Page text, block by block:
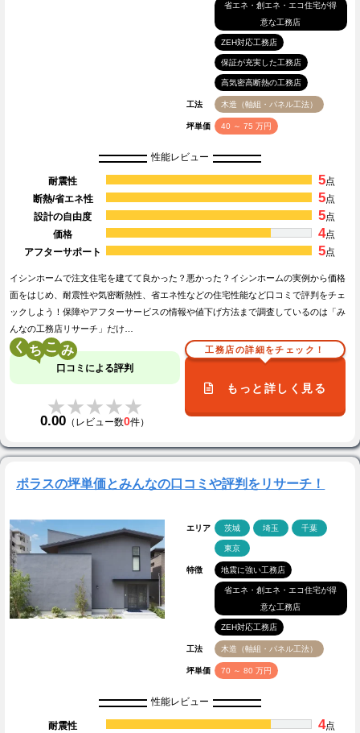
省エネ・創エネ・エコ住宅が得
意な工務店
ZEH対応工務店
保証が充実した工務店
高気密高断熱の工務店
工法 木造（軸組・パネル工法）
坪単価 40 ～ 75 万円
性能レビュー
耐震性 5点
断熱/省エネ性
5点
設計の自由度
5点
価格
4点
アフターサポート
5点
イシンホームで注文住宅を建てて良かった？悪かった？イシンホームの実例から価格
面をはじめ、耐震性や気密断熱性、省エネ性などの住宅性能など口コミで評判をチェ
ックしよう！保障やアフターサービスの情報や値下げ方法まで調査しているのは「み
んなの工務店リサーチ」だけ…
く こ
口コミによる評判
★★★★★
★★★★★
0.00 （レビュー数0件）
工務店の詳細をチェック！
もっと詳しく見る
ポラスの坪単価とみんなの口コミや評判をリサーチ！
エリア 茨城 埼玉 千葉
東京
特徴 地震に強い工務店
省エネ・創エネ・エコ住宅が得
意な工務店
ZEH対応工務店
工法 木造（軸組・パネル工法）
坪単価 70 ～ 80 万円
性能レビュー
耐震性 4点